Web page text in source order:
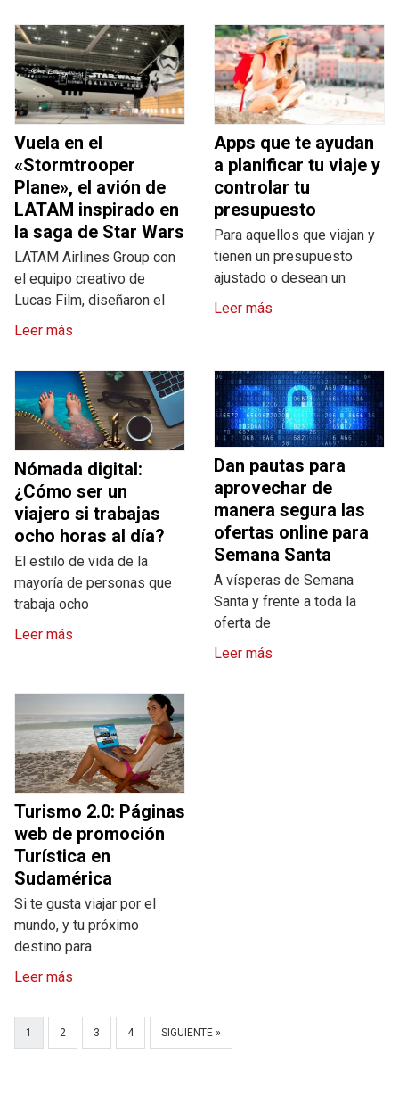
Vuela en el
«Stormtrooper
Plane», el avión de
LATAM inspirado en
la saga de Star Wars
LATAM Airlines Group con
el equipo creativo de
Lucas Film, diseñaron el
Leer más
Apps que te ayudan
a planificar tu viaje y
controlar tu
presupuesto
Para aquellos que viajan y
tienen un presupuesto
ajustado o desean un
Leer más
Nómada digital:
¿Cómo ser un
viajero si trabajas
ocho horas al día?
El estilo de vida de la
mayoría de personas que
trabaja ocho
Leer más
Dan pautas para
aprovechar de
manera segura las
ofertas online para
Semana Santa
A vísperas de Semana
Santa y frente a toda la
oferta de
Leer más
Turismo 2.0: Páginas
web de promoción
Turística en
Sudamérica
Si te gusta viajar por el
mundo, y tu próximo
destino para
Leer más
1 2 3 4 SIGUIENTE »